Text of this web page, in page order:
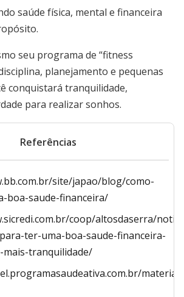
saúde física, mental e financeira
seu programa de “fitness
planejamento e pequenas
conquistará tranquilidade,
para realizar sonhos.
Referências
site/japao/blog/como-
boa-saude-financeira/
coop/altosdaserra/
ter-uma-boa-saude-financeira-
mais-tranquilidade/